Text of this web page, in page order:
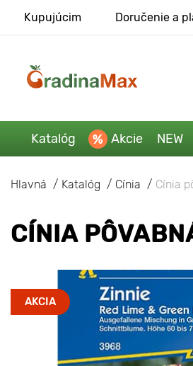
Kupujúcim Doručenie a
Katalóg Akcie NEW
Hlavná Katalóg Cínia Cínia
CÍNIA
AKCIA